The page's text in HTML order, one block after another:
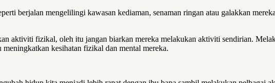
berjalan mengelilingi kawasan kediaman, senaman ringan atau galakkan
aktiviti fizikal, oleh itu jangan biarkan mereka melakukan aktiviti sendirian.
kesihatan fizikal dan mental mereka.